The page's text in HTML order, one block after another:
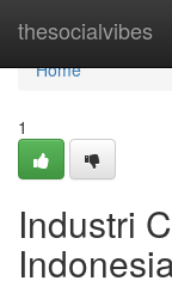
thesocialvibes
Home
Home
1
Industri